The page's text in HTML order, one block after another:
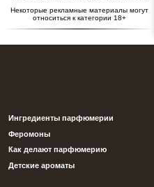
Некоторые рекламные материалы могут
относиться к категории 18+
Ингредиенты парфюмерии
Феромоны
Как делают парфюмерию
Детские ароматы